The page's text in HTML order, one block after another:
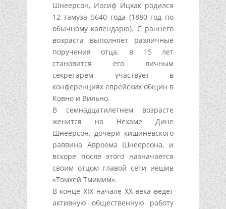
Шнеерсон, Иосиф Ицхак родился
12 тамуза 5640 года (1880 год по
обычному календарю). С раннего
возраста выполняет различные
поручения отца, в 15 лет
становится его личным
секретарем, участвует в
конференциях еврейских общин в
Ковно и Вильно.
В семнадцатилетнем возрасте
женится на Нехаме Дине
Шнеерсон, дочери кишиневского
раввина Авроома Шнеерсона, и
вскоре после этого назначается
своим отцом главой сети иешив
«Томхей Тмимим».
В конце XIX начале XX века ведет
активную общественную работу